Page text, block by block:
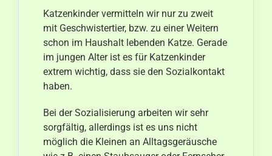
Katzenkinder vermitteln wir nur zu zweit
mit Geschwistertier, bzw. zu einer Weitern
schon im Haushalt lebenden Katze. Gerade
im jungen Alter ist es für Katzenkinder
extrem wichtig, dass sie den Sozialkontakt
haben.
Bei der Sozialisierung arbeiten wir sehr
sorgfältig, allerdings ist es uns nicht
möglich die Kleinen an Alltagsgeräusche